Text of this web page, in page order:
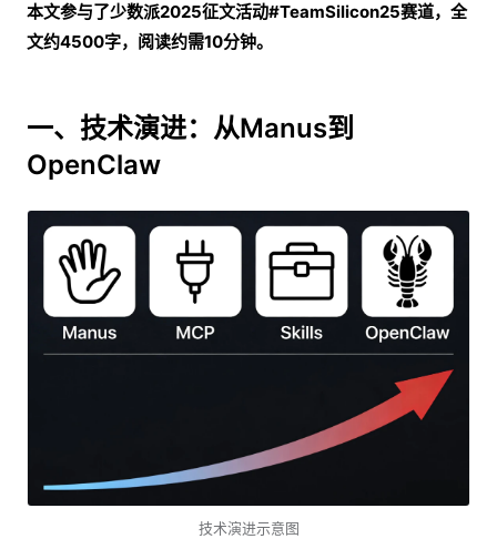
本文参与了少数派2025征文活动#TeamSilicon25赛道，全
文约4500字，阅读约需10分钟。
一、技术演进：从Manus到
OpenClaw
技术演进示意图